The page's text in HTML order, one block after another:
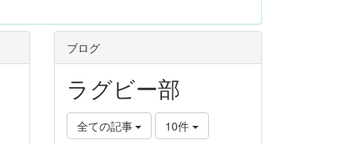
ブログ
ラグビー部
全ての記事 10件